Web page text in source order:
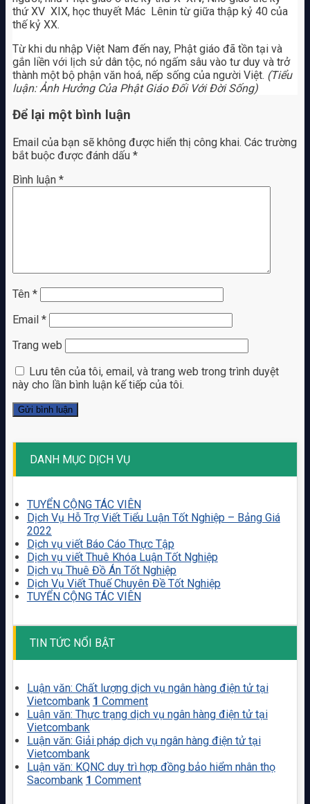
thứ XV ­ XIX, học thuyết Mác ­ Lênin từ giữa thập kỷ 40 của
thế kỷ XX.
Từ khi du nhập Việt Nam đến nay, Phật giáo đã tồn tại và
gắn liền với lịch sử dân tộc, nó ngấm sâu vào tư duy và trở
thành một bộ phận văn hoá, nếp sống của người Việt. (Tiểu
luận: Ảnh Hưởng Của Phật Giáo Đối Với Đời Sống)
Để lại một bình luận
Email của bạn sẽ không được hiển thị công khai. Các trường
bắt buộc được đánh dấu *
Bình luận *
Tên *
Email *
Trang web
Lưu tên của tôi, email, và trang web trong trình duyệt
này cho lần bình luận kế tiếp của tôi.
DANH MỤC DỊCH VỤ
TUYỂN CỘNG TÁC VIÊN
Dịch Vụ Hỗ Trợ Viết Tiểu Luận Tốt Nghiệp – Bảng Giá
2022
Dịch vụ viết Báo Cáo Thực Tập
Dịch vụ viết Thuê Khóa Luận Tốt Nghiệp
Dịch vụ Thuê Đồ Án Tốt Nghiệp
Dịch Vụ Viết Thuế Chuyên Đề Tốt Nghiệp
TUYỂN CỘNG TÁC VIÊN
TIN TỨC NỔI BẬT
Luận văn: Chất lượng dịch vụ ngân hàng điện tử tại
Vietcombank 1 Comment
Luận văn: Thực trạng dịch vụ ngân hàng điện tử tại
Vietcombank
Luận văn: Giải pháp dịch vụ ngân hàng điện tử tại
Vietcombank
Luận văn: KQNC duy trì hợp đồng bảo hiểm nhân thọ
Sacombank 1 Comment